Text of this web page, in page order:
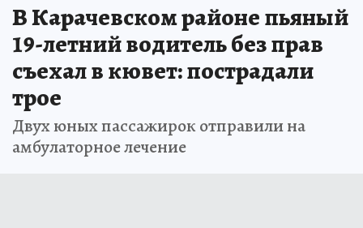
В Карачевском районе пьяный
19-летний водитель без прав
съехал в кювет: пострадали
трое
Двух юных пассажирок отправили на
амбулаторное лечение